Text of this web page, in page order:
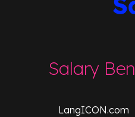
Salary
LangICON.com